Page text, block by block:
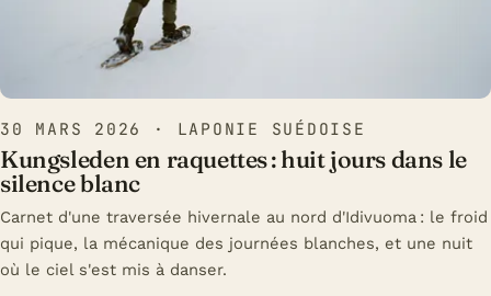
30 MARS 2026 · LAPONIE SUÉDOISE
Kungsleden en raquettes : huit jours dans le
silence blanc
Carnet d'une traversée hivernale au nord d'Idivuoma : le froid
qui pique, la mécanique des journées blanches, et une nuit
où le ciel s'est mis à danser.